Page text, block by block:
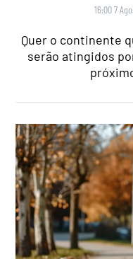
16:00 7
Quer o continente
serão atingidos